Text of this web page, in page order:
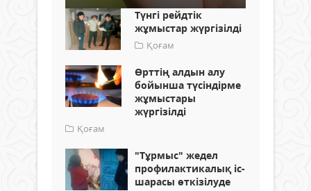
Түнгі рейдтік
жұмыстар жүргізілді
Қоғам
Өрттің алдын алу
бойынша түсіндірме
жұмыстары
жүргізілді
Қоғам
"Тұрмыс" жедел
профилактикалық іс-
шарасы өткізілуде